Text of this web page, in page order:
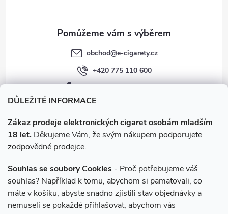
DŮLEŽITÉ INFORMACE
Zákaz prodeje elektronických cigaret osobám mladším
18 let. Děkujeme Vám, že svým nákupem podporujete
zodpovědné prodejce.
Souhlas se soubory Cookies - Proč potřebujeme váš
souhlas? Například k tomu, abychom si pamatovali, co
máte v košíku, abyste snadno zjistili stav objednávky a
nemuseli se pokaždé přihlašovat, abychom vás
obchod@e-cigarety.cz
+420 775 110 600
facebook.com/e-cigarety.cz
Instagram